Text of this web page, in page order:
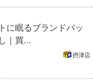
に眠るブランドバッ
｜買...
摂津店